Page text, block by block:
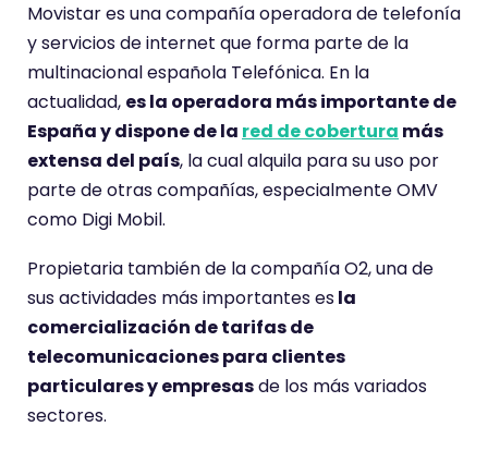
e
r
I
b
a
ñ
e
z
Movistar es una compañía operadora de telefonía
y servicios de internet que forma parte de la
multinacional española Telefónica. En la
actualidad, es la operadora más importante de
España y dispone de la red de cobertura más
extensa del país, la cual alquila para su uso por
parte de otras compañías, especialmente OMV
como Digi Mobil.
Propietaria también de la compañía O2, una de
sus actividades más importantes esla
comercialización de tarifas de
telecomunicaciones para clientes
particulares y empresasde los más variados
sectores.